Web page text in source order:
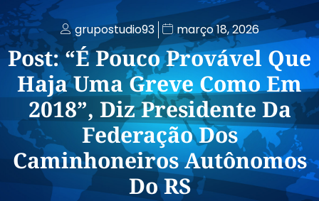
grupostudio93 março 18, 2026
Post: “É Pouco Provável Que
Haja Uma Greve Como Em
2018”, Diz Presidente Da
Federação Dos
Caminhoneiros Autônomos
Do RS